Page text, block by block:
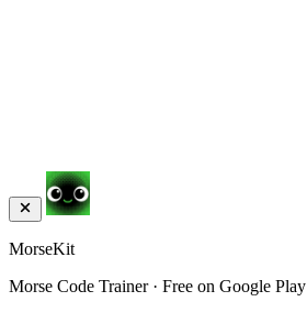
MorseKit
Morse Code Trainer · Free on Google Play